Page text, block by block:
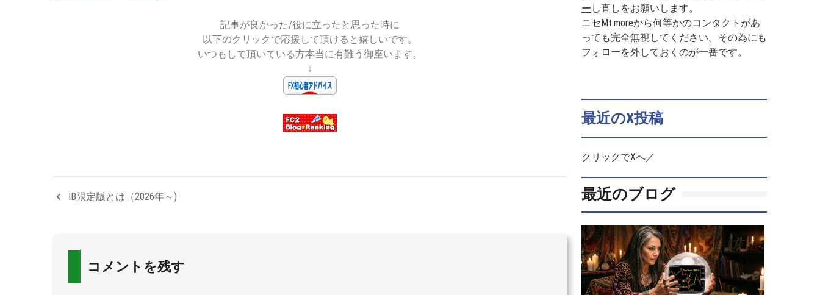
記事が良かった/役に立ったと思った時に
以下のクリックで応援して頂けると嬉しいです。
いつもして頂いている方本当に有難う御座います。
↓
IB限定版とは（2026年～)
コメントを残す
ー し直しをお願いします。
ニセMt.moreから何等かのコンタクトがあ
っても完全無視してください。その為にも
フォローを外しておくのが一番です。
最近のX投稿
クリックでXへ／
最近のブログ